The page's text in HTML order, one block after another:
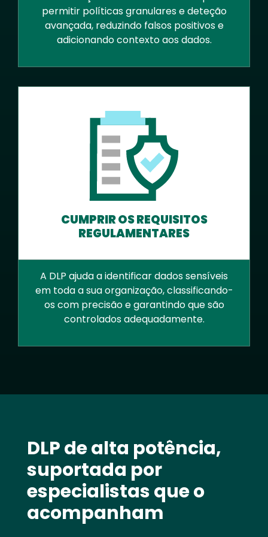
permitir políticas granulares e deteção
avançada, reduzindo falsos positivos e
adicionando contexto aos dados.
CUMPRIR OS REQUISITOS
REGULAMENTARES
A DLP ajuda a identificar dados sensíveis
em toda a sua organização, classificando-
os com precisão e garantindo que são
controlados adequadamente.
DLP de alta potência,
suportada por
especialistas que o
acompanham